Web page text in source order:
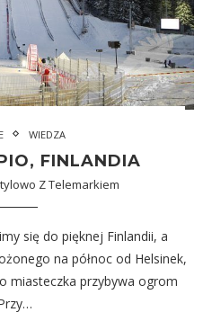
WIEDZA
FINLANDIA
Z Telemarkiem
się do pięknej Finlandii, a
na północ od Helsinek,
miasteczka przybywa ogrom